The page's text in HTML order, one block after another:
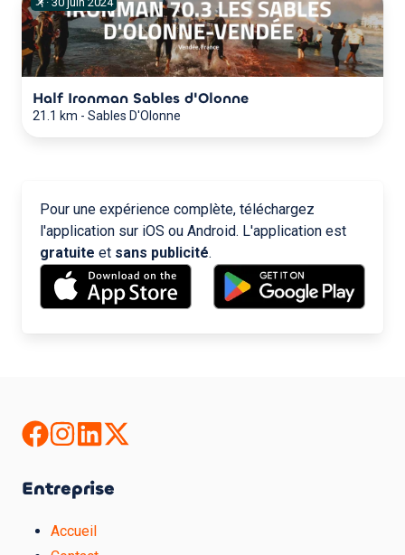
Half Ironman Sables d'Olonne
21.1 km - Sables D'Olonne
Pour une expérience complète, téléchargez
l'application sur iOS ou Android. L'application est
gratuite et sans publicité.
Entreprise
Accueil